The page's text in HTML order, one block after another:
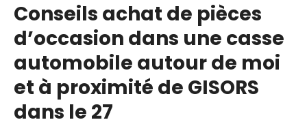
Conseils achat de pièces
d’occasion dans une casse
automobile autour de moi
et à proximité de GISORS
dans le 27